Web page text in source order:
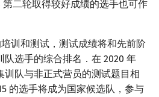
第二轮取得较好成绩的选手也可作
训和测试，测试成绩将和先前阶
选手的综合排名．在 2020 年
训队与非正式营员的测试题目相
的选手将成为国家候选队，参与